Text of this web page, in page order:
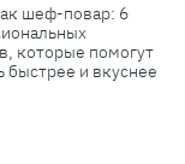
шеф-повар: 6
которые помогут
быстрее и вкуснее